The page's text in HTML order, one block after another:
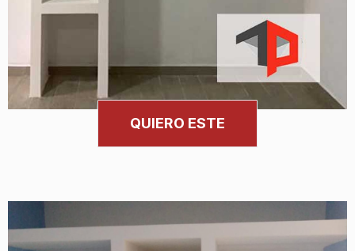
QUIERO ESTE